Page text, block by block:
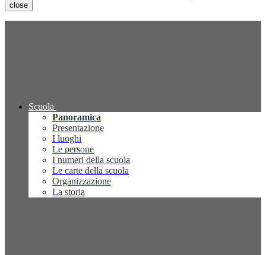
close
Scuola
Panoramica
Presentazione
I luoghi
Le persone
I numeri della scuola
Le carte della scuola
Organizzazione
La storia